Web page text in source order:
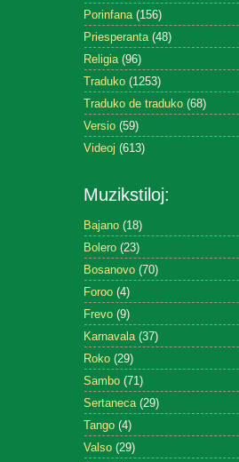
Porinfana (156)
Priesperanta (48)
Religia (96)
Traduko (1253)
Traduko de traduko (68)
Versio (59)
Videoj (613)
Muzikstiloj:
Bajano (18)
Bolero (23)
Bosanovo (70)
Foroo (4)
Frevo (9)
Karnavala (37)
Roko (29)
Sambo (71)
Sertaneca (29)
Tango (4)
Valso (29)